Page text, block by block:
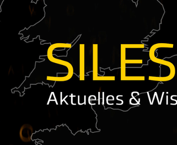
Zum
Inhalt
springen